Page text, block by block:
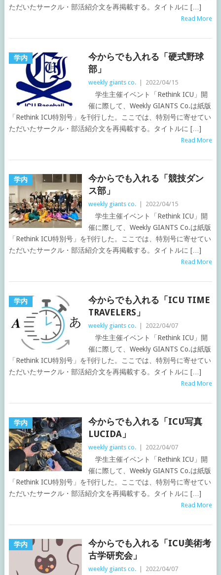
ただいたサークル・部活紹介文を再掲載する。タイトルに […]
Read More
学内
今からでも入れる「硬式野球
部」
weekly giants co. 2022/04/15
学生主催イベント「Rethink ICU」開
催に際して、Weekly GIANTS Co.は紙版
「Rethink ICU特別号」を刊行した。ここでは、特別号に寄せてい
ただいたサークル・部活紹介文を再掲載する。タイトルに […]
Read More
学内
今からでも入れる「競技ダン
ス部」
weekly giants co. 2022/04/15
学生主催イベント「Rethink ICU」開
催に際して、Weekly GIANTS Co.は紙版
「Rethink ICU特別号」を刊行した。ここでは、特別号に寄せてい
ただいたサークル・部活紹介文を再掲載する。タイトルに […]
Read More
学内
今からでも入れる「ICU TIME
TRAVELERS」
weekly giants co. 2022/04/07
学生主催イベント「Rethink ICU」開
催に際して、Weekly GIANTS Co.は紙版
「Rethink ICU特別号」を刊行した。ここでは、特別号に寄せてい
ただいたサークル・部活紹介文を再掲載する。タイトルに […]
Read More
学内
今からでも入れる「ICU写真
LUCIDA」
weekly giants co. 2022/04/07
学生主催イベント「Rethink ICU」開
催に際して、Weekly GIANTS Co.は紙版
「Rethink ICU特別号」を刊行した。ここでは、特別号に寄せてい
ただいたサークル・部活紹介文を再掲載する。タイトルに […]
Read More
学内
今からでも入れる「ICU美術考
古学研究会」
weekly giants co. 2022/04/07